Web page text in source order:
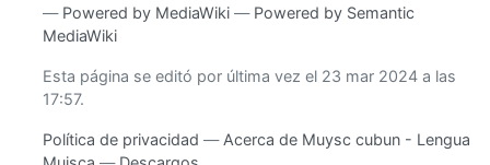
― Powered by MediaWiki ― Powered by Semantic
MediaWiki
Esta página se editó por última vez el 23 mar 2024 a las
17:57.
Política de privacidad
Acerca de Muysc cubun - Lengua